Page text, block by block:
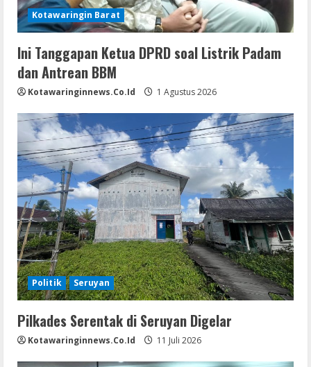
Kotawaringin Barat
Ini Tanggapan Ketua DPRD soal Listrik Padam
dan Antrean BBM
Kotawaringinnews.co.id 1 Agustus 2026
Politik Seruyan
Pilkades Serentak di Seruyan Digelar
Kotawaringinnews.co.id 11 Juli 2026